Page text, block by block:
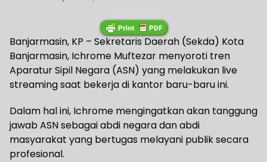
Banjarmasin, KP – Sekretaris Daerah (Sekda) Kota
Banjarmasin, Ichrome Muftezar menyoroti tren
Aparatur Sipil Negara (ASN) yang melakukan live
streaming saat bekerja di kantor baru-baru ini.
Dalam hal ini, Ichrome mengingatkan akan tanggung
jawab ASN sebagai abdi negara dan abdi
masyarakat yang bertugas melayani publik secara
profesional.